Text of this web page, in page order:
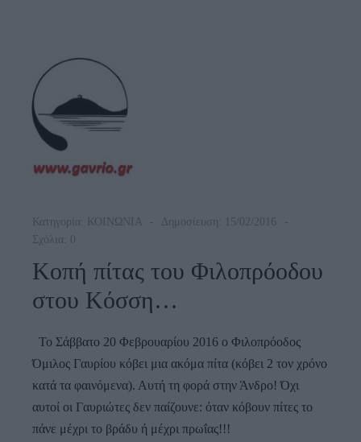
Κατηγορία: ΚΟΙΝΩΝΙΑ
Δημοσίευση: 15/02/2016
Σχόλια: 0
Κοπή πίτας του Φιλοπρόοδου
στου Κόσση…
Το Σάββατο 20 Φεβρουαρίου 2016 ο Φιλοπρόοδος
Όμιλος Γαυρίου κόβει μια ακόμα πίτα (κόβει 2 τον χρόνο
κατά τα φαινόμενα). Αυτή τη φορά στην Άνδρο! Όχι
αυτοί οι Γαυριώτες δεν παίζουνε: όταν κόβουν πίτες το
πάνε μέχρι το βράδυ ή μέχρι πρωΐας!!!